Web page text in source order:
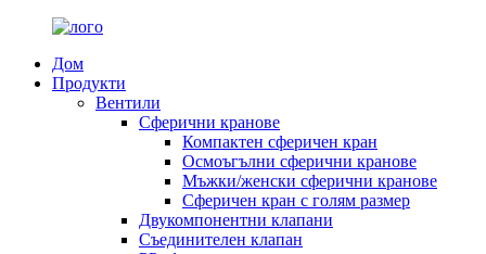
Дом
Продукти
Вентили
Сферични кранове
Компактен сферичен кран
Осмоъгълни сферични кранове
Мъжки/женски сферични кранове
Сферичен кран с голям размер
Двукомпонентни клапани
Съединителен клапан